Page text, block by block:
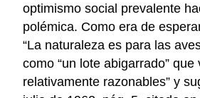
optimismo social prevalente
polémica. Como era de
“La naturaleza es para las
como “un lote abigarrado”
relativamente razonables” y